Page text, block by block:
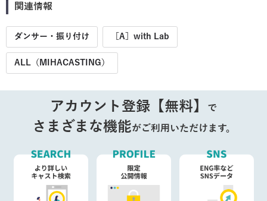
関連情報
ダンサー・振り付け ［A］with Lab
ALL（MIHACASTING）
アカウント登録【無料】 で
さまざまな機能がご利用いただけます。